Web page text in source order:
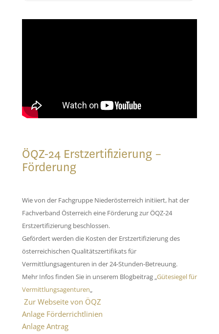
ÖQZ-24 Erstzertifizierung –
Förderung
Wie von der Fachgruppe Niederösterreich initiiert, hat der
Fachverband Österreich eine Förderung zur ÖQZ-24
Erstzertifizierung beschlossen.
Gefördert werden die Kosten der Erstzertifizierung des
österreichischen Qualitätszertifikats für
Vermittlungsagenturen in der 24-Stunden-Betreuung.
Mehr Infos finden Sie in unserem Blogbeitrag „Gütesiegel für
Vermittlungsagenturen„
Zur Webseite von ÖQZ
Anlage Förderrichtlinien
Anlage Antrag